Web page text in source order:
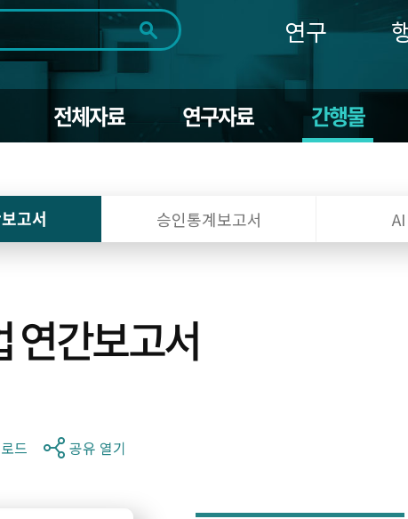
전체
1일 1주 1개월 3개월 1년
~
연구
전체자료 연구자료 간행물
고서 승인통계보고서
연간보고서
드 공유 열기